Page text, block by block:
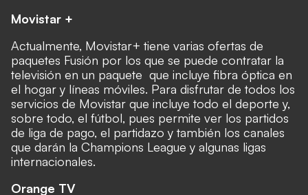
Movistar +
Actualmente, Movistar+ tiene varias ofertas de
paquetes Fusión por los que se puede contratar la
televisión en un paquete que incluye fibra óptica en
el hogar y líneas móviles. Para disfrutar de todos los
servicios de Movistar que incluye todo el deporte y,
sobre todo, el fútbol, pues permite ver los partidos
de liga de pago, el partidazo y también los canales
que darán la Champions League y algunas ligas
internacionales.
Orange TV